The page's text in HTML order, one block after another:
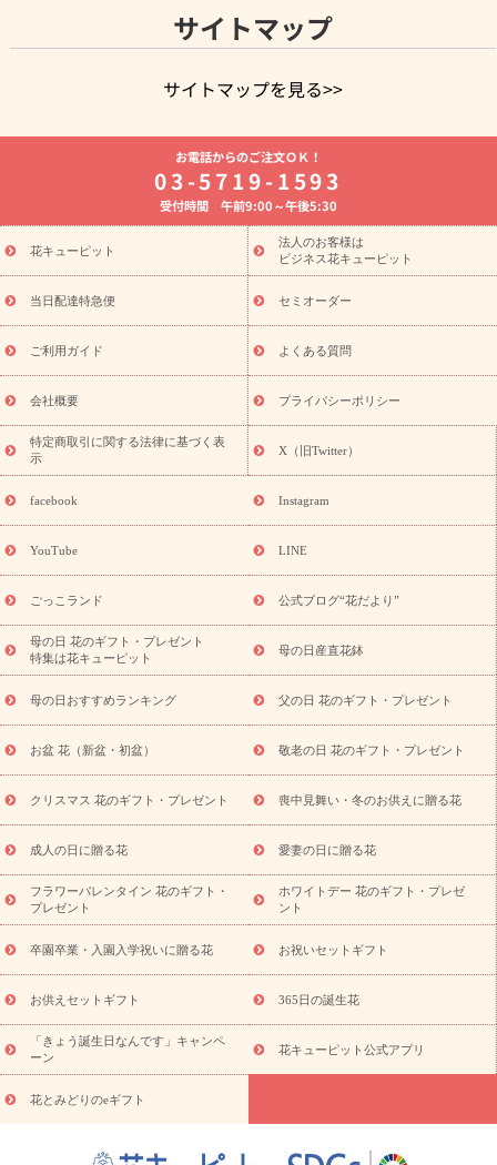
サイトマップ
サイトマップを見る>>
よく贈られる花
お祝いの花特集
誕生日フラワーギフト特集
8月の誕生花(トルコキキョウ)
開店・開業祝い
お供え・お悔やみ お供え・お悔やみの花
通夜・葬儀に贈る花 胡蝶蘭・花鉢
ーブドフラワー
季節のイベント
ひまわり ギフト・プレゼント
特集
お盆 花（新盆・初盆） 季節のイベント
お盆 花（新
盆・初盆）
お盆 花（新盆・初盆）
お盆・お供え 花とセットギ
フト
お盆・お供え プリザーブドフラワー
ひまわり ギフト・プ
レゼント特集
夏の花贈り・お中元・暑中見舞い 花のギフト特集
敬老の日におくる花ギフト・プレゼント特集
花ギフト・プレゼント特集
敬老の日 花のおすすめランキング
敬
老の日 花鉢植えのギフト・プレゼント特集
敬老の日 花とセットギ
フト・プレゼント特集
敬老の日の花 全てのギフト一覧
キャン
ペーン
映画『ウォーターガーディアンズ』コラボキャンペーン
「きょう誕生日なんです」キャンペーン
誕生日の花を探す
誕生日フラワーギフト 誕生日フラワーギフト特集
(トルコキキョウ)
9月の誕生花(リンドウ)
ら探す
お祝いの花特集 当日配達特急便 お祝い商品一覧
念日
結婚祝い 出産祝い 退院祝い・快気祝い
寿祝い
プチギフト ペットのお祝いフラワー
供え・お悔やみ商品一覧
お供え・お悔やみの花
四十九日法要以
お供え プリザーブドフラワー
ペットのお供えフラワー
お盆（新
盆・初盆）
その他 お祝い返し お見舞い
お取り寄せギフト
ビジネス用
ご自宅用 観葉植物 ミディ胡蝶蘭
プリザーブ
ドフラワー
スタイルから探す アレンジメント 花束
スタ
ンド花
お祝い お供え・お悔やみ 胡蝶蘭 胡蝶蘭・花鉢
ディ胡蝶蘭・お祝い
ミディ胡蝶蘭・お供え
世界初の青色胡蝶蘭
観葉植物
観葉植物 産直多肉植物
プリザーブドフラワー
お祝い
お供え・お悔やみ 花とセットギフト
セミオーダー
プチギフト（hanamore -ハナモア-）
花とみどりのeギフト
キューピットのeGfit
カラー ピンク イエローオレンジ
レッ
ド
お花の種類 トルコキキョウ
お祝い お祝い・3000円～ お祝い・4000円～
お祝い・
5000円～
お祝い・7000円～ お祝い・ 10000円～
お供え・お
悔やみ
円～
お供え・お悔やみ・
お電話からのご注文ＯＫ！
03-5719-1593
受付時間 午前9:00～午後5:30
花キューピット
法人のお客様は
ビジネス花キューピット
当日配達特急便 セミオーダー
ご利用ガイド よくある質問
会社概要 プライバシーポリシー
特定商取引に関する法律に基づく表
示
X（旧Twitter）
facebook Instagram
YouTube LINE
ごっこランド 公式ブログ“花だより”
母の日 花のギフト・プレゼント
特集は花キューピット
母の日産直花鉢
母の日おすすめランキング 父の日 花のギフト・プレゼント
お盆 花（新盆・初盆） 敬老の日 花のギフト・プレゼント
クリスマス 花のギフト・プレゼント 喪中見舞い・冬のお供えに贈る花
成人の日に贈る花 愛妻の日に贈る花
フラワーバレンタイン 花のギフト・
プレゼント
ホワイトデー 花のギフト・プレゼ
ント
卒園卒業・入園入学祝いに贈る花 お祝いセットギフト
お供えセットギフト 365日の誕生花
「きょう誕生日なんです」キャンペ
ーン
花キューピット公式アプリ
花とみどりのeギフト